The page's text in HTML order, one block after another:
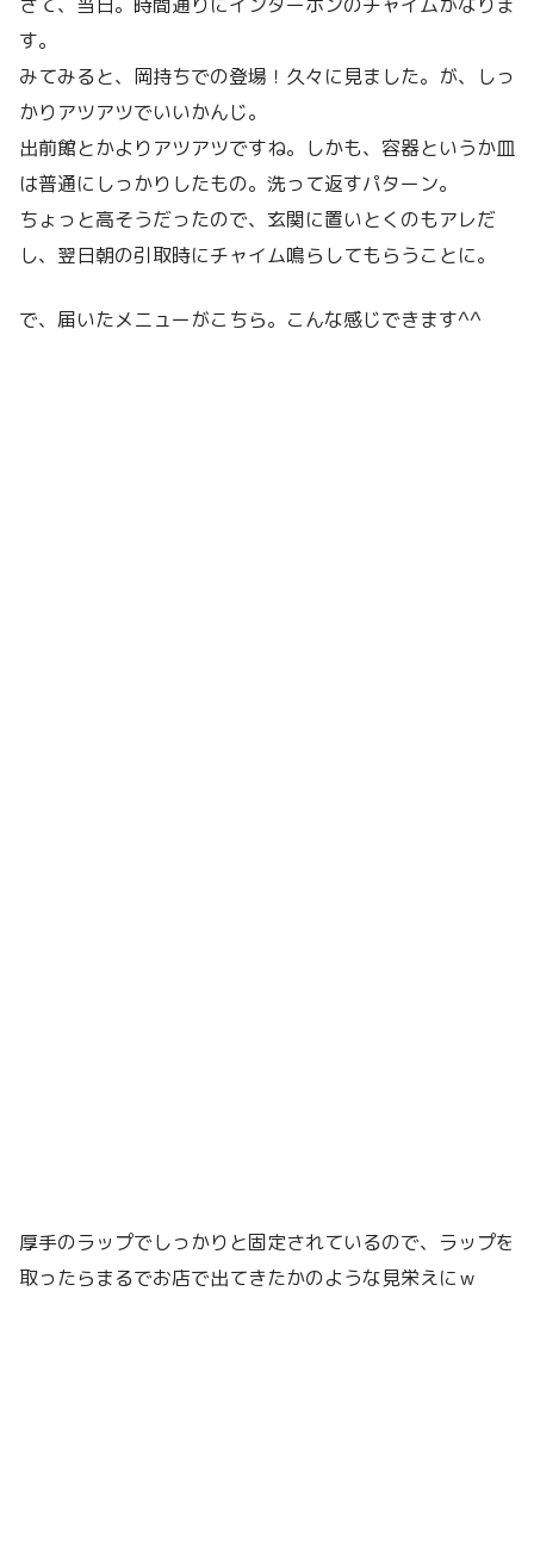
す。
みてみると、岡持ちでの登場！久々に見ました。が、しっ
かりアツアツでいいかんじ。
出前館とかよりアツアツですね。しかも、容器というか皿
は普通にしっかりしたもの。洗って返すパターン。
ちょっと高そうだったので、玄関に置いとくのもアレだ
し、翌日朝の引取時にチャイム鳴らしてもらうことに。
で、届いたメニューがこちら。こんな感じできます^^
厚手のラップでしっかりと固定されているので、ラップを
取ったらまるでお店で出てきたかのような見栄えにｗ